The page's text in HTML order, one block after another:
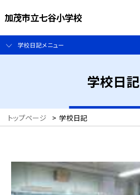
加茂市立七谷小学校
学校日記メニュー
学校日記
トップページ > 学校日記